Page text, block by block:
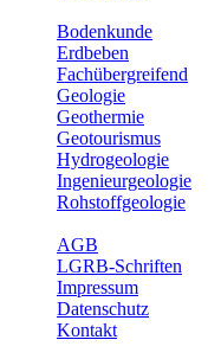
Bodenkunde
Erdbeben
Fachübergreifend
Geologie
Geothermie
Geotourismus
Hydrogeologie
Ingenieurgeologie
Rohstoffgeologie
AGB
LGRB-Schriften
Impressum
Datenschutz
Kontakt